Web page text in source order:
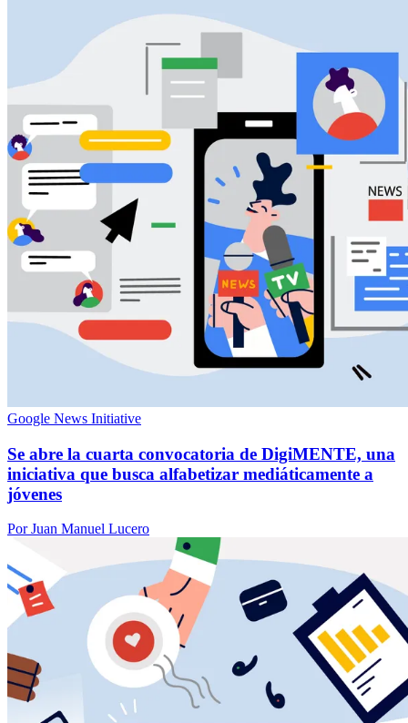
Google News Initiative
Se abre la cuarta convocatoria de DigiMENTE, una
iniciativa que busca alfabetizar mediáticamente a
jóvenes
Por Juan Manuel Lucero